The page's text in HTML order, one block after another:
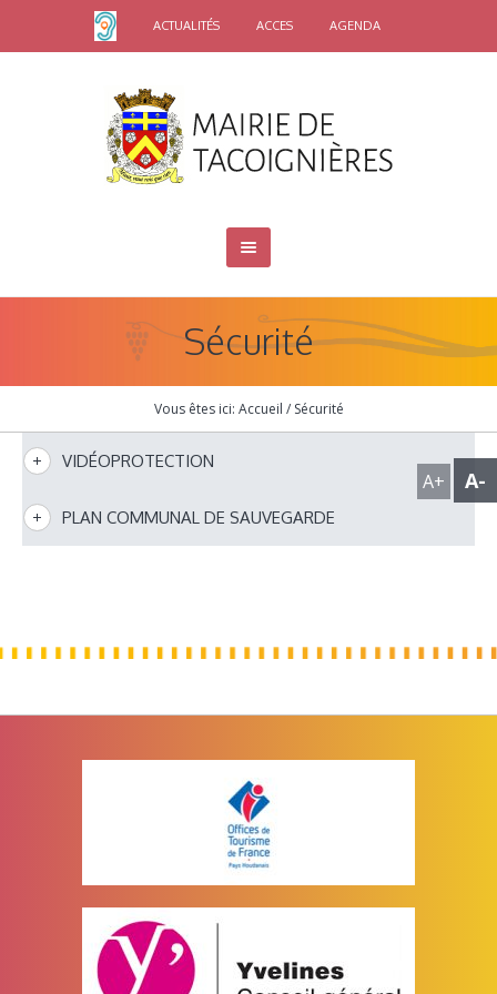
ACTUALITÉS ACCES AGENDA
A+ A-
Sécurité
Vous êtes ici: Accueil / Sécurité
VIDÉOPROTECTION
PLAN COMMUNAL DE SAUVEGARDE